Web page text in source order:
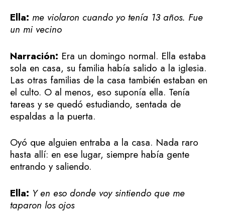
Ella: me violaron cuando yo tenía 13 años. Fue
un mi vecino
Narración: Era un domingo normal. Ella estaba
sola en casa, su familia había salido a la iglesia.
Las otras familias de la casa también estaban en
el culto. O al menos, eso suponía ella. Tenía
tareas y se quedó estudiando, sentada de
espaldas a la puerta.
Oyó que alguien entraba a la casa. Nada raro
hasta allí: en ese lugar, siempre había gente
entrando y saliendo.
Ella: Y en eso donde voy sintiendo que me
taparon los ojos